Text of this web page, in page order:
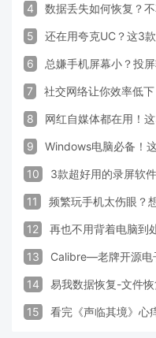
4 数据丢失如何恢复？
5 还在用夸克UC？这3
6 总嫌手机屏幕小？投
7 社交网络让你效率低
8 网红自媒体都在用！
9 Windows电脑必备！
10 3款超好用的录屏软
11 频繁玩手机太伤眼？
12 再也不用背着电脑到
13 Calibre—老牌开源电
14 易我数据恢复-文件
15 看完《声临其境》心